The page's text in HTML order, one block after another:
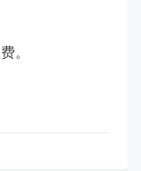
。